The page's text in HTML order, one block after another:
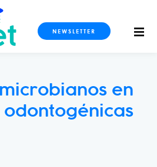
NEWSLETTER
en
odontogénicas